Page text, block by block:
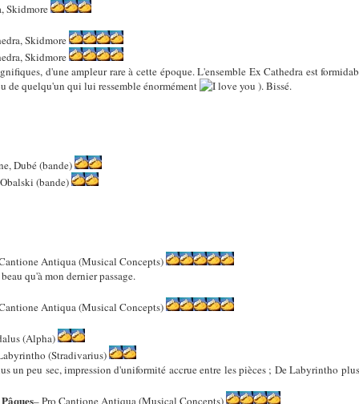
Skidmore
Skidmore
Skidmore
d'une ampleur rare à cette époque. L'ensemble Ex Cathedra est
de quelqu'un qui lui ressemble énormément
). Bissé.
Dubé (bande)
(bande)
Antiqua (Musical Concepts)
qu'à mon dernier passage.
Antiqua (Musical Concepts)
(Alpha)
(Stradivarius)
un peu sec, impression d'uniformité accrue entre les pièces ; De Labyrintho
– Pro Cantione Antiqua (Musical Concepts)